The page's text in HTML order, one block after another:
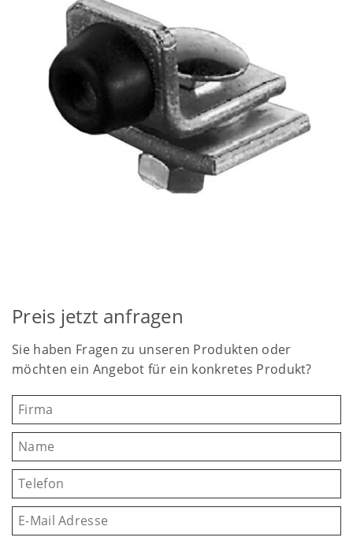
Preis jetzt anfragen
Sie haben Fragen zu unseren Produkten oder
möchten ein Angebot für ein konkretes Produkt?